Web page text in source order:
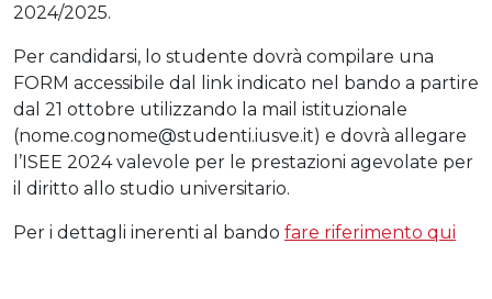
2024/2025.
Per candidarsi, lo studente dovrà compilare una
FORM accessibile dal link indicato nel bando a partire
dal 21 ottobre utilizzando la mail istituzionale
(nome.cognome@studenti.iusve.it) e dovrà allegare
l’ISEE 2024 valevole per le prestazioni agevolate per
il diritto allo studio universitario.
Per i dettagli inerenti al bando fare riferimento qui